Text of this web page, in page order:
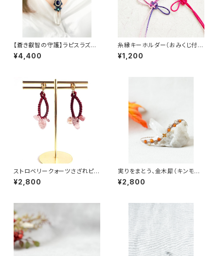
【蒼き叡智の守護】ラピスラズリ
とターコイズの水晶ポイントペ
ンダント
¥4,400
糸縁キーホルダー（おみくじ付
き）
¥1,200
ストロベリークォーツさざれピア
ス
¥2,800
実りをまとう、金木犀（キンモク
セイ）とカーネリアン×ルチルク
ォーツのブレスレット
¥2,800